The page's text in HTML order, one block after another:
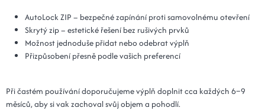
AutoLock ZIP – bezpečné zapínání proti samovolnému otevření
Skrytý zip – estetické řešení bez rušivých prvků
Možnost jednoduše přidat nebo odebrat výplň
Přizpůsobení přesně podle vašich preferencí
Při častém používání doporučujeme výplň doplnit cca každých 6–9
měsíců, aby si vak zachoval svůj objem a pohodlí.